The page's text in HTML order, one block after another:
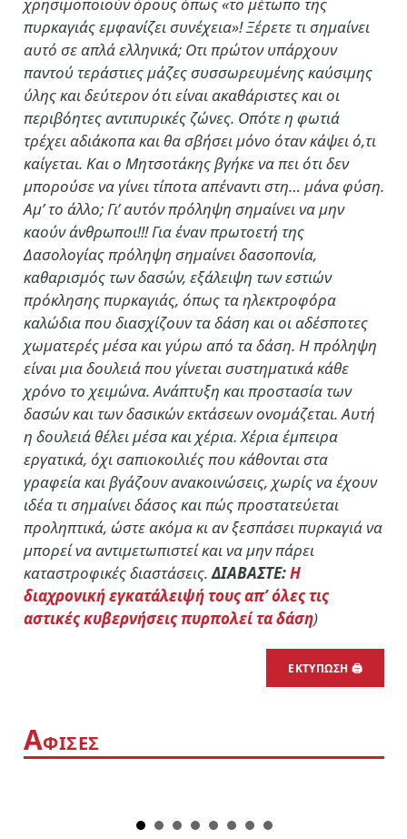
χρησιμοποιούν όρους όπως «το μέτωπο της
πυρκαγιάς εμφανίζει συνέχεια»! Ξέρετε τι σημαίνει
αυτό σε απλά ελληνικά; Οτι πρώτον υπάρχουν
παντού τεράστιες μάζες συσσωρευμένης καύσιμης
ύλης και δεύτερον ότι είναι ακαθάριστες και οι
περιβόητες αντιπυρικές ζώνες. Οπότε η φωτιά
τρέχει αδιάκοπα και θα σβήσει μόνο όταν κάψει ό,τι
καίγεται. Και ο Μητσοτάκης βγήκε να πει ότι δεν
μπορούσε να γίνει τίποτα απέναντι στη… μάνα φύση.
Αμ’ το άλλο; Γι’ αυτόν πρόληψη σημαίνει να μην
καούν άνθρωποι!!! Για έναν πρωτοετή της
Δασολογίας πρόληψη σημαίνει δασοπονία,
καθαρισμός των δασών, εξάλειψη των εστιών
πρόκλησης πυρκαγιάς, όπως τα ηλεκτροφόρα
καλώδια που διασχίζουν τα δάση και οι αδέσποτες
χωματερές μέσα και γύρω από τα δάση. Η πρόληψη
είναι μια δουλειά που γίνεται συστηματικά κάθε
χρόνο το χειμώνα. Ανάπτυξη και προστασία των
δασών και των δασικών εκτάσεων ονομάζεται. Αυτή
η δουλειά θέλει μέσα και χέρια. Χέρια έμπειρα
εργατικά, όχι σαπιοκοιλιές που κάθονται στα
γραφεία και βγάζουν ανακοινώσεις, χωρίς να έχουν
ιδέα τι σημαίνει δάσος και πώς προστατεύεται
προληπτικά, ώστε ακόμα κι αν ξεσπάσει πυρκαγιά να
μπορεί να αντιμετωπιστεί και να μην πάρει
καταστροφικές διαστάσεις.ΔΙΑΒΑΣΤΕ:Η
διαχρονική εγκατάλειψή τους απ’ όλες τις
αστικές κυβερνήσεις πυρπολεί τα δάση)
ΕΚΤΥΠΩΣΗ 🖨
ΑΦΙΣΕΣ